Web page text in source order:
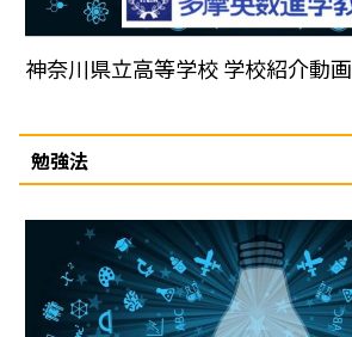
神奈川県立高等学校 学校紹介動画
勉強法